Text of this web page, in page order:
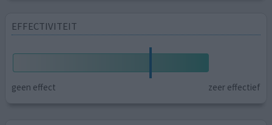
EFFECTIVITEIT
geen effect zeer effectief